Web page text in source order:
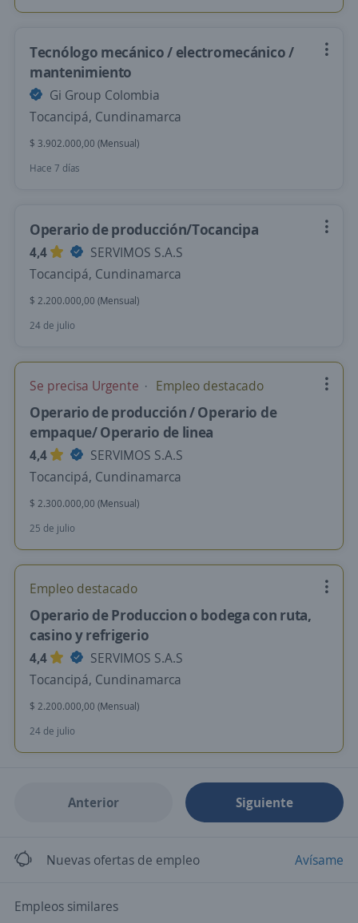
Tecnólogo mecánico / electromecánico /
mantenimiento
Gi Group Colombia
Tocancipá, Cundinamarca
$ 3.902.000,00 (Mensual)
Hace 7 días
Operario de producción/Tocancipa
4,4
SERVIMOS S.A.S
Tocancipá, Cundinamarca
$ 2.200.000,00 (Mensual)
24 de julio
Se precisa Urgente Empleo destacado
Operario de producción / Operario de
empaque/ Operario de linea
4,4
SERVIMOS S.A.S
Tocancipá, Cundinamarca
$ 2.300.000,00 (Mensual)
25 de julio
Empleo destacado
Operario de Produccion o bodega con ruta,
casino y refrigerio
4,4
SERVIMOS S.A.S
Tocancipá, Cundinamarca
$ 2.200.000,00 (Mensual)
24 de julio
Anterior Siguiente
Nuevas ofertas de empleo Avísame
Empleos similares